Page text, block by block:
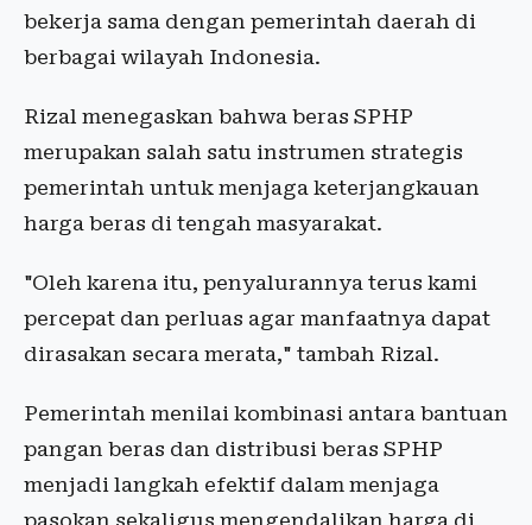
bekerja sama dengan pemerintah daerah di
berbagai wilayah Indonesia.
Rizal menegaskan bahwa beras SPHP
merupakan salah satu instrumen strategis
pemerintah untuk menjaga keterjangkauan
harga beras di tengah masyarakat.
"Oleh karena itu, penyalurannya terus kami
percepat dan perluas agar manfaatnya dapat
dirasakan secara merata," tambah Rizal.
Pemerintah menilai kombinasi antara bantuan
pangan beras dan distribusi beras SPHP
menjadi langkah efektif dalam menjaga